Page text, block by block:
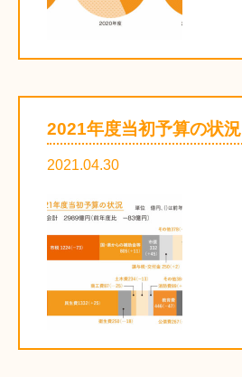
2021年度当初予算の状況
2021.04.30